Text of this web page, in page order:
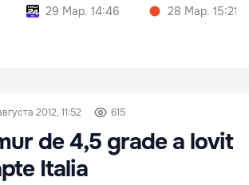
29 Мар. 14:46
28 Мар. 15:21
2012, 11:52 615
de 4,5 grade a lovit
Italia